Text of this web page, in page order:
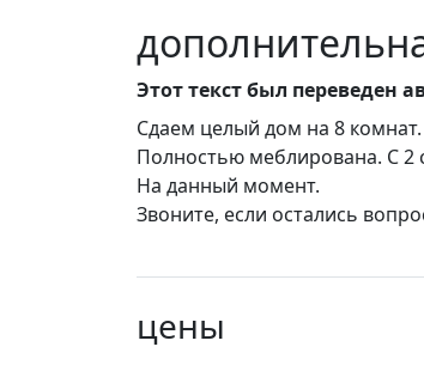
Этот текст был переведен
Сдаем целый дом на 8 комнат.
Полностью меблирована. С
На данный момент.
Звоните, если остались
цены